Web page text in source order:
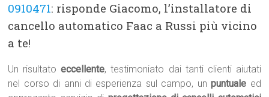
0910471: risponde Giacomo, l’installatore di
cancello automatico Faac a Russi più vicino
a te!
Un risultatoeccellente, testimoniato dai tanti clienti aiutati
nel corso di anni di esperienza sul campo, unpuntuale ed